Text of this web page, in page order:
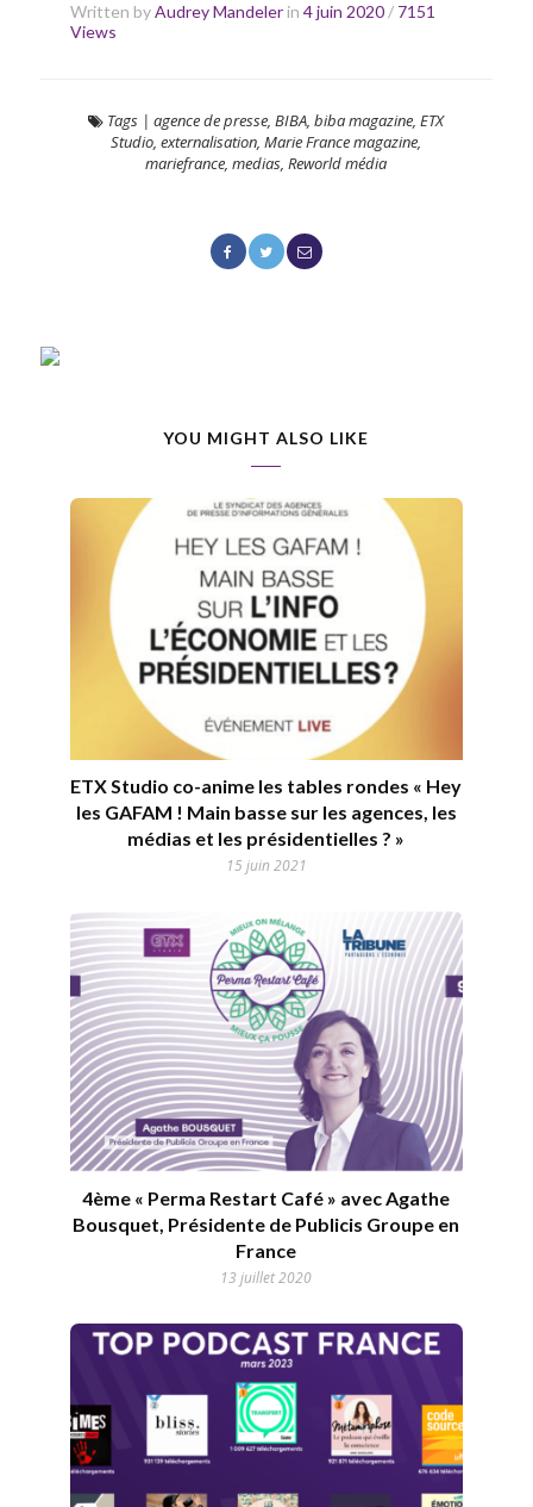
Written byAudrey Mandeler in 4 juin 2020 / 7151
Views
Tags |agence de presse,BIBA,biba magazine,ETX
Studio,externalisation,Marie France magazine,
mariefrance,medias,Reworld média
YOU MIGHT ALSO LIKE
ETX Studio co-anime les tables rondes « Hey
les GAFAM ! Main basse sur les agences, les
médias et les présidentielles ? »
15 juin 2021
4ème « Perma Restart Café » avec Agathe
Bousquet, Présidente de Publicis Groupe en
France
13 juillet 2020